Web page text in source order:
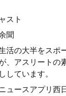
スト
聞
活の大半をスポ
、アスリートの
しています。
ュースアプリ西